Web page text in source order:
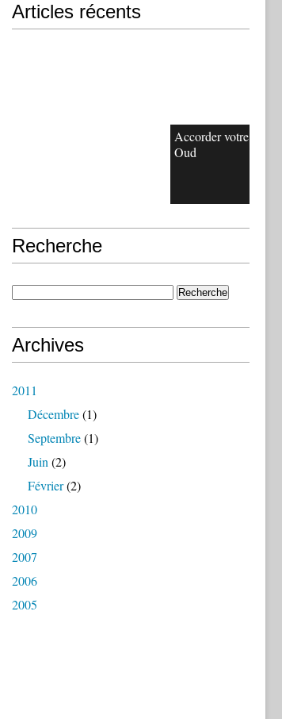
Articles récents
Accorder votre
Oud
Recherche
Archives
2011
Décembre(1)
Septembre(1)
Juin (2)
Février(2)
2010
2009
2007
2006
2005